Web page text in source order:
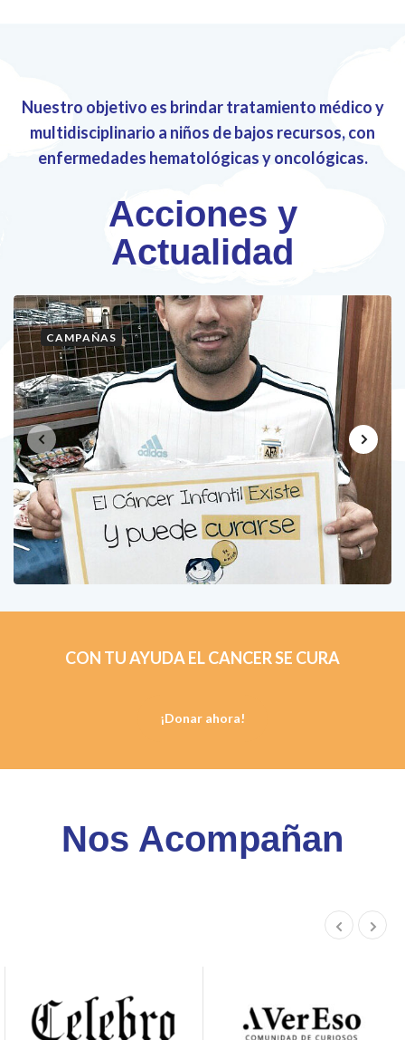
Nuestro objetivo es brindar tratamiento médico y
multidisciplinario a niños de bajos recursos, con
enfermedades hematológicas y oncológicas.
Acciones y
Actualidad
CAMPAÑAS
16 octubre, 2015
CON TU AYUDA EL CANCER SE CURA
¡Donar ahora!
Nos Acompañan